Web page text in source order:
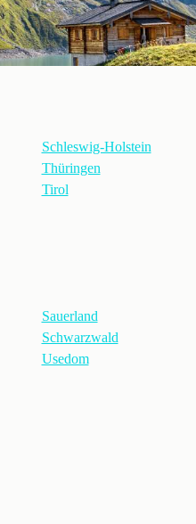
Schleswig-Holstein
Thüringen
Tirol
Sauerland
Schwarzwald
Usedom